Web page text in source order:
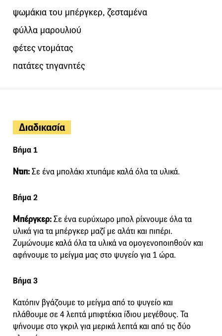
ψωμάκια του μπέργκερ, ζεσταμένα
φύλλα μαρουλιού
φέτες ντομάτας
πατάτες τηγανητές
Διαδικασία
Βήμα 1
Ντιπ:Σε ένα μπολάκι χτυπάμε καλά όλα τα υλικά.
Βήμα 2
Μπέργκερ:Σε ένα ευρύχωρο μπολ ρίχνουμε όλα τα
υλικά για τα μπέργκερ μαζί με αλάτι και πιπέρι.
Ζυμώνουμε καλά όλα τα υλικά να ομογενοποιηθούν και
αφήνουμε το μείγμα μας στο ψυγείο για 1 ώρα.
Βήμα 3
Κατόπιν βγάζουμε το μείγμα από το ψυγείο και
πλάθουμε σε 4 λεπτά μπιφτέκια ίδιου μεγέθους. Τα
ψήνουμε στο γκριλ για μερικά λεπτά και από τις δύο